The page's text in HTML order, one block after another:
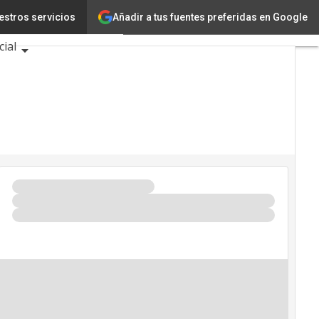
Añadir a tus fuentes preferidas en Google
serviciosCiencia